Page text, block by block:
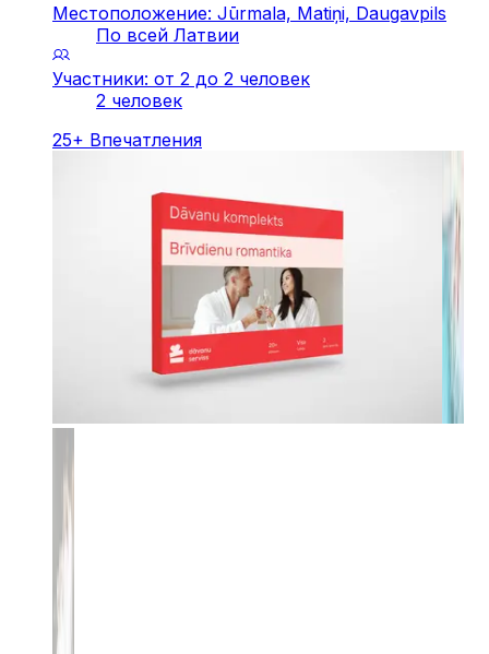
Местоположение: Jūrmala, Matiņi, Daugavpils
По всей Латвии
Участники: от 2 до 2 человек
2 человек
25+ Впечатления